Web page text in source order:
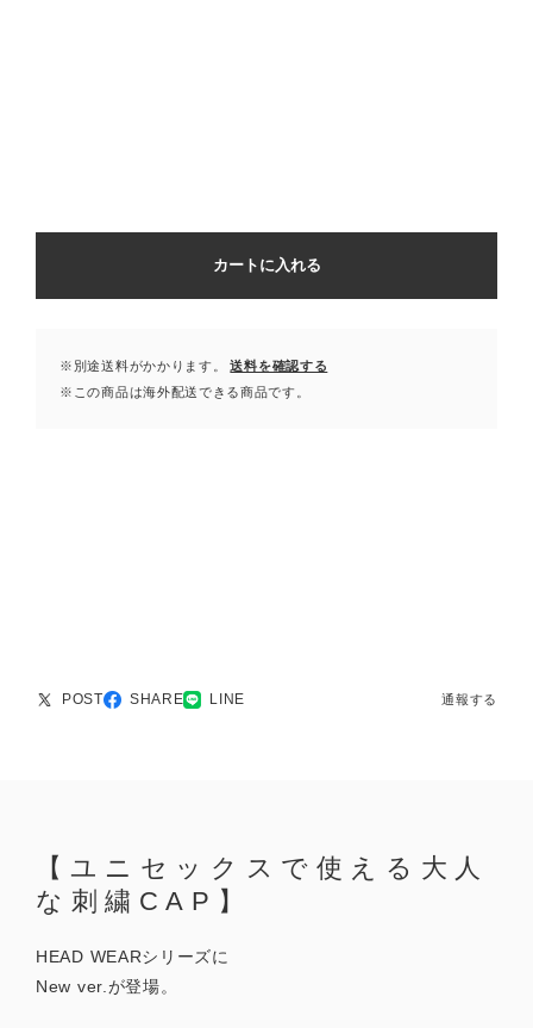
カートに入れる
※別途送料がかかります。
送料を確認する
※この商品は海外配送できる商品です。
POST SHARE LINE 通報する
【ユニセックスで使える大人
な刺繍CAP】
HEAD WEARシリーズに
New ver.が登場。